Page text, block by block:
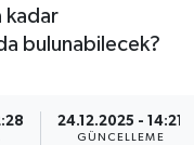
kadar
bulunabilecek?
24.12.2025 - 14:21
GÜNCELLEME